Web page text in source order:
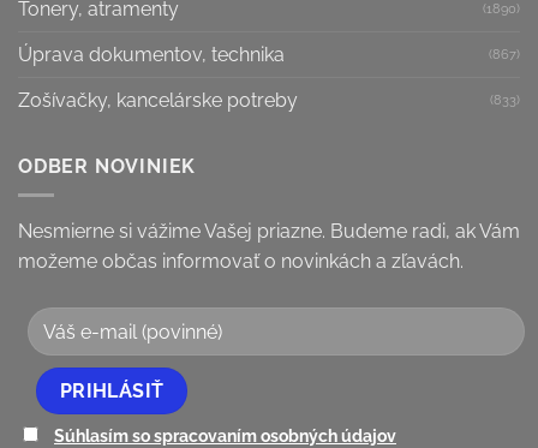
Tonery, atramenty (1890)
Úprava dokumentov, technika (867)
Zošívačky, kancelárske potreby (833)
ODBER NOVINIEK
Nesmierne si vážime Vašej priazne. Budeme radi, ak Vám
možeme občas informovať o novinkách a zľavách.
Súhlasím so spracovaním osobných údajov